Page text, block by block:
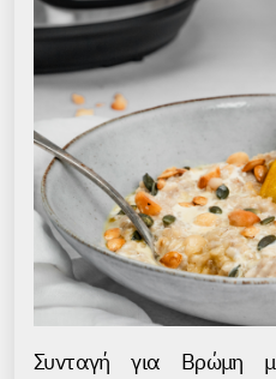
Συνταγή για Βρώμη